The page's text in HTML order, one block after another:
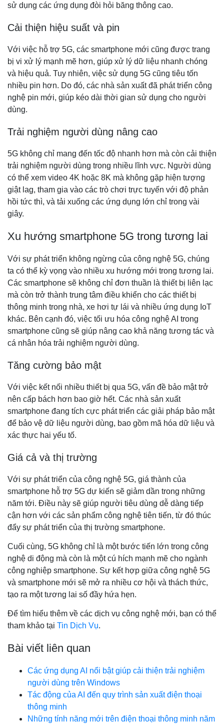
sử dụng các ứng dụng đòi hỏi băng thông cao.
Cải thiện hiệu suất và pin
Với việc hỗ trợ 5G, các smartphone mới cũng được trang
bị vi xử lý mạnh mẽ hơn, giúp xử lý dữ liệu nhanh chóng
và hiệu quả. Tuy nhiên, việc sử dụng 5G cũng tiêu tốn
nhiều pin hơn. Do đó, các nhà sản xuất đã phát triển công
nghệ pin mới, giúp kéo dài thời gian sử dụng cho người
dùng.
Trải nghiệm người dùng nâng cao
5G không chỉ mang đến tốc độ nhanh hơn mà còn cải thiện
trải nghiệm người dùng trong nhiều lĩnh vực. Người dùng
có thể xem video 4K hoặc 8K mà không gặp hiện tượng
giật lag, tham gia vào các trò chơi trực tuyến với độ phản
hồi tức thì, và tải xuống các ứng dụng lớn chỉ trong vài
giây.
Xu hướng smartphone 5G trong tương lai
Với sự phát triển không ngừng của công nghệ 5G, chúng
ta có thể kỳ vọng vào nhiều xu hướng mới trong tương lai.
Các smartphone sẽ không chỉ đơn thuần là thiết bị liên lạc
mà còn trở thành trung tâm điều khiển cho các thiết bị
thông minh trong nhà, xe hơi tự lái và nhiều ứng dụng IoT
khác. Bên cạnh đó, việc tối ưu hóa công nghệ AI trong
smartphone cũng sẽ giúp nâng cao khả năng tương tác và
cá nhân hóa trải nghiệm người dùng.
Tăng cường bảo mật
Với việc kết nối nhiều thiết bị qua 5G, vấn đề bảo mật trở
nên cấp bách hơn bao giờ hết. Các nhà sản xuất
smartphone đang tích cực phát triển các giải pháp bảo mật
để bảo vệ dữ liệu người dùng, bao gồm mã hóa dữ liệu và
xác thực hai yếu tố.
Giá cả và thị trường
Với sự phát triển của công nghệ 5G, giá thành của
smartphone hỗ trợ 5G dự kiến sẽ giảm dần trong những
năm tới. Điều này sẽ giúp người tiêu dùng dễ dàng tiếp
cận hơn với các sản phẩm công nghệ tiên tiến, từ đó thúc
đẩy sự phát triển của thị trường smartphone.
Cuối cùng, 5G không chỉ là một bước tiến lớn trong công
nghệ di động mà còn là một cú hích mạnh mẽ cho ngành
công nghiệp smartphone. Sự kết hợp giữa công nghệ 5G
và smartphone mới sẽ mở ra nhiều cơ hội và thách thức,
tạo ra một tương lai số đầy hứa hẹn.
Để tìm hiểu thêm về các dịch vụ công nghệ mới, bạn có thể
tham khảo tại Tin Dịch Vụ.
Bài viết liên quan
Các ứng dụng AI nổi bật giúp cải thiện trải nghiệm
người dùng trên Windows
Tác động của AI đến quy trình sản xuất điện thoại
thông minh
Những tính năng mới trên điện thoại thông minh năm